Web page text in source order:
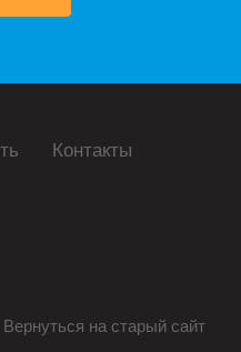
Контакты
Вернуться на старый сайт